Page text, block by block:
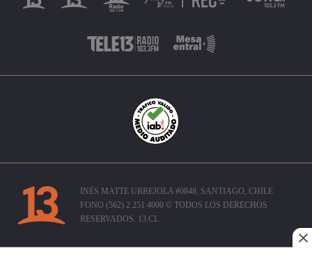
INÉS MATTE URREJOLA #0848, SANTIAGO, CHILE
FONO (562) 2 251 4000 © TODOS LOS DERECHOS
RESERVADOS. 13.CL